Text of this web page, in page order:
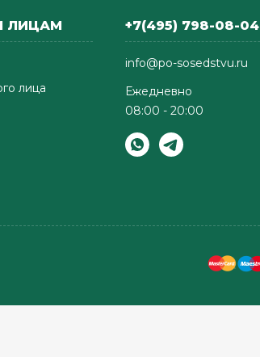
ЛИЦАМ
лица
+7(495) 798-08-04
info@po-sosedstvu.ru
Ежедневно
08:00 - 20:00